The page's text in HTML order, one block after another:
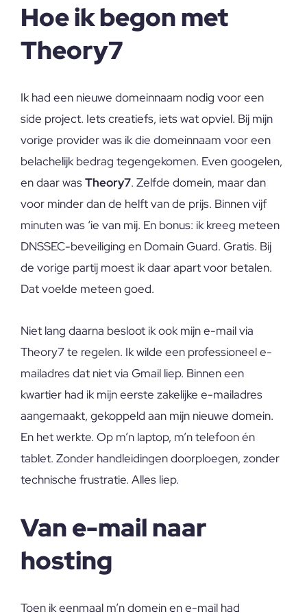
Hoe ik begon met
Theory7
Ik had een nieuwe domeinnaam nodig voor een
side project. Iets creatiefs, iets wat opviel. Bij mijn
vorige provider was ik die domeinnaam voor een
belachelijk bedrag tegengekomen. Even googelen,
en daar wasTheory7. Zelfde domein, maar dan
voor minder dan de helft van de prijs. Binnen vijf
minuten was ‘ie van mij. En bonus: ik kreeg meteen
DNSSEC-beveiliging en Domain Guard. Gratis. Bij
de vorige partij moest ik daar apart voor betalen.
Dat voelde meteen goed.
Niet lang daarna besloot ik ook mijn e-mail via
Theory7 te regelen. Ik wilde een professioneel e-
mailadres dat niet via Gmail liep. Binnen een
kwartier had ik mijn eerste zakelijke e-mailadres
aangemaakt, gekoppeld aan mijn nieuwe domein.
En het werkte. Op m’n laptop, m’n telefoon én
tablet. Zonder handleidingen doorploegen, zonder
technische frustratie. Alles liep.
Van e-mail naar
hosting
Toen ik eenmaal m’n domein en e-mail had